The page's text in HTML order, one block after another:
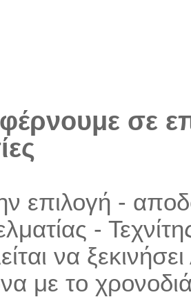
σε
επιλογή -
-
να
με το